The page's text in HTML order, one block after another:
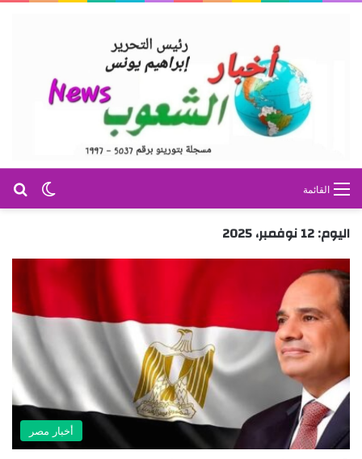
الوضع القائمة
اليوم:12 نوفمبر، 2025
أخبار مصر